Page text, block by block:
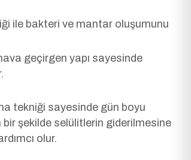
ile bakteri ve mantar oluşumunu
geçirgen yapı sayesinde
tekniği sayesinde gün boyu
bir şekilde selülitlerin giderilmesine
olur.